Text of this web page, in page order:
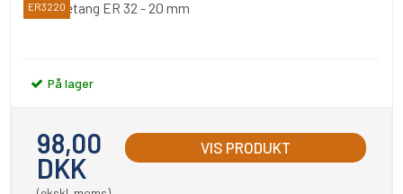
Spændetang ER 32 - 20 mm
ER3220
På lager
98,00
DKK
VIS PRODUKT